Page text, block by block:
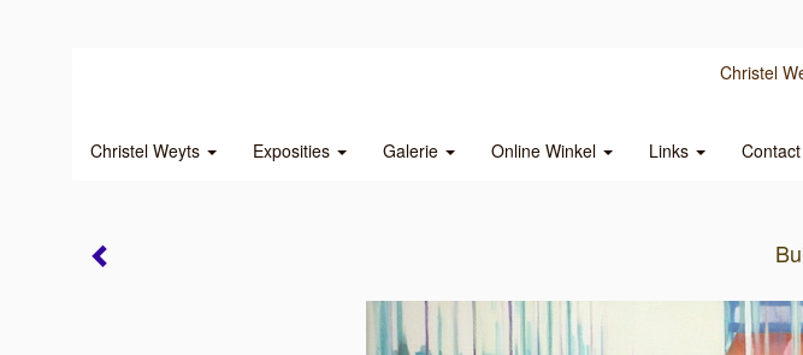
Christel
Christel Weyts Exposities Galerie Online Winkel Links Contact